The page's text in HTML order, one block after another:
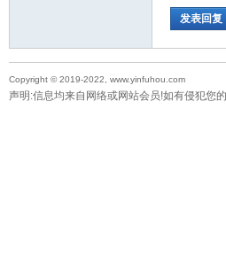
发表回复
Copyright © 2019-2022, www.yinfuhou.com
声明:信息均来自网络或网站会员!如有侵犯您